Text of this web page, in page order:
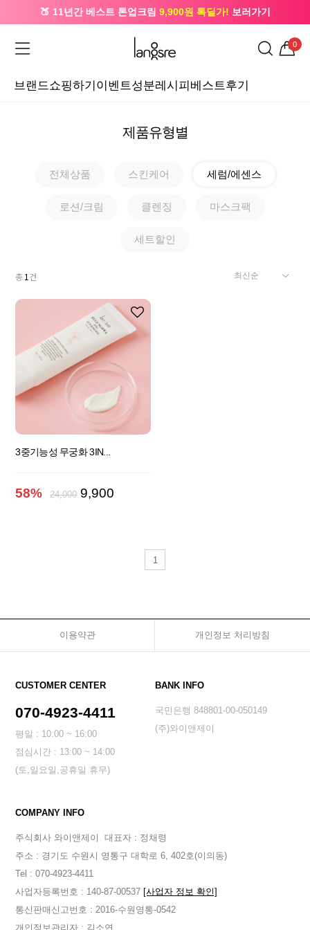
🍑 11년간 베스트 톤업크림 9,900원 톡딜가! 보러가기
5,000원
0
브랜드쇼핑하기 이벤트성분레시피 베스트후기
제품유형별
전체상품 스킨케어 세럼/에센스
로션/크림 클렌징 마스크팩
세트할인
총1 건
3중기능성 무궁화 3IN...
58% 24,000 9,900
1
이용약관 개인정보 처리방침
CUSTOMER CENTER
070-4923-4411
평일 : 10:00 ~ 16:00
점심시간 : 13:00 ~ 14:00
(토,일요일,공휴일 휴무)
BANK INFO
국민은행 848801-00-050149
(주)와이앤제이
COMPANY INFO
주식회사 와이앤제이
대표자 : 정채령
주소 : 경기도 수원시 영통구 대학로 6, 402호(이의동)
Tel : 070-4923-4411
사업자등록번호 : 140-87-00537 [사업자 정보 확인]
통신판매신고번호 : 2016-수원영통-0542
개인정보관리자 : 김소연